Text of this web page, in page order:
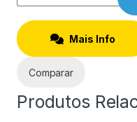
Mais Info
Comparar
Produtos